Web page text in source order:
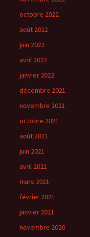
octobre 2022
août 2022
juin 2022
avril 2022
janvier 2022
décembre 2021
novembre 2021
octobre 2021
août 2021
juin 2021
avril 2021
mars 2021
février 2021
janvier 2021
novembre 2020